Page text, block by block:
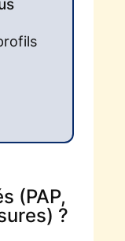
(PAP,
?